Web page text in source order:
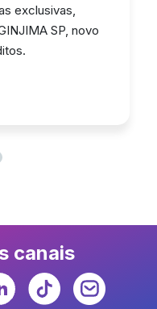
exclusivas,
SP, novo
canais